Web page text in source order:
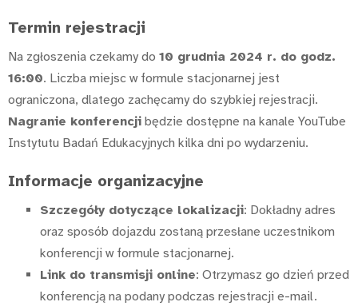
Termin rejestracji
Na zgłoszenia czekamy do 10 grudnia 2024 r. do godz.
16:00. Liczba miejsc w formule stacjonarnej jest
ograniczona, dlatego zachęcamy do szybkiej rejestracji.
Nagranie konferencji będzie dostępne na kanale YouTube
Instytutu Badań Edukacyjnych kilka dni po wydarzeniu.
Informacje organizacyjne
Szczegóły dotyczące lokalizacji: Dokładny adres
oraz sposób dojazdu zostaną przesłane uczestnikom
konferencji w formule stacjonarnej.
Link do transmisji online: Otrzymasz go dzień przed
konferencją na podany podczas rejestracji e-mail.